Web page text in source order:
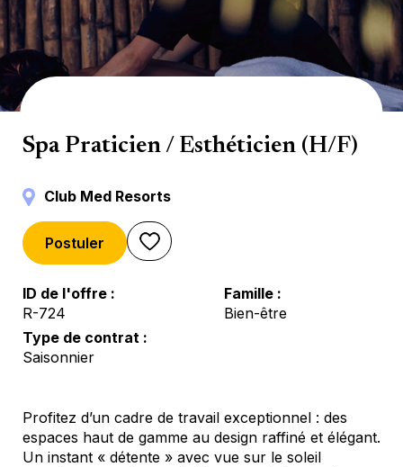
Soin
Spa Praticien / Esthéticien (H/F)
Club Med Resorts
Postuler
ID de l'offre
R-724
Famille
Bien-être
Type de contrat
Saisonnier
Profitez d’un cadre de travail exceptionnel : des
espaces haut de gamme au design raffiné et élégant.
Un instant « détente » avec vue sur le soleil